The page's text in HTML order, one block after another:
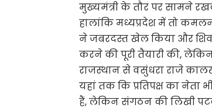
मुख्यमंत्री के तौर पर सामने
हालांकि मध्यप्रदेश में तो
ने जबरदस्त खेल किया और
करने की पूरी तैयारी की,
राजस्थान से वसुंधरा राजे
यहां तक कि प्रतिपक्ष का नेता
हैं, लेकिन संगठन की लिखी